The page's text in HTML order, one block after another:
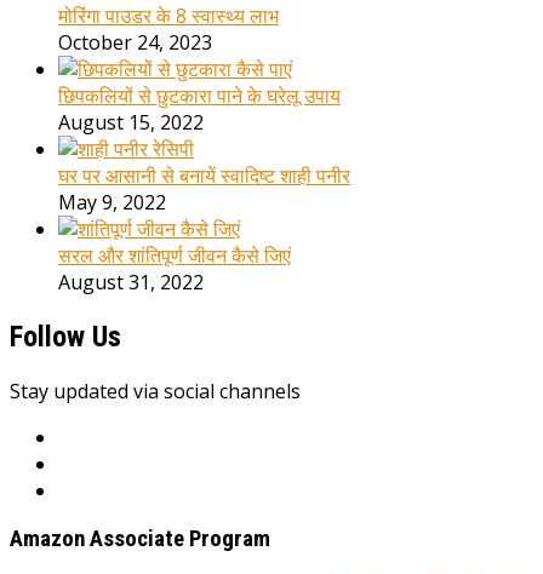
मोरिंगा पाउडर के 8 स्वास्थ्य लाभ
October 24, 2023
छिपकलियों से छुटकारा पाने के घरेलू उपाय
August 15, 2022
घर पर आसानी से बनायें स्वादिष्ट शाही पनीर
May 9, 2022
सरल और शांतिपूर्ण जीवन कैसे जिएं
August 31, 2022
Follow Us
Stay updated via social channels
Amazon Associate Program